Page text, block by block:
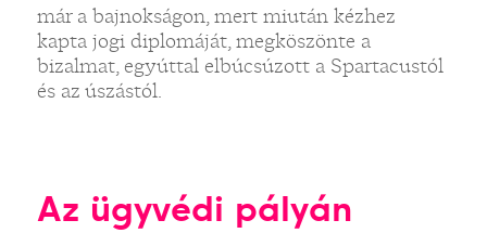
már a bajnokságon, mert miután kézhez
kapta jogi diplomáját, megköszönte a
bizalmat, egyúttal elbúcsúzott a Spartacustól
és az úszástól.
Az ügyvédi pályán